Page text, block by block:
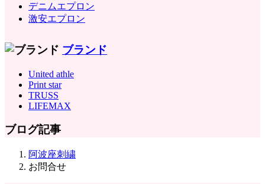
デニムエプロン
激安エプロン
ブランド
United athle
Print star
TRUSS
LIFEMAX
ブログ記事
阿波座刺繍
お問合せ